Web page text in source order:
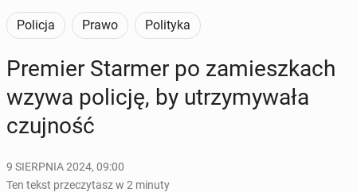
Policja Prawo Polityka
Premier Starmer po za­miesz­kach
wzywa policję, by utrzy­my­wa­ła
czuj­ność
9 SIERPNIA 2024, 09:00
Ten tekst przeczytasz w 2 minuty